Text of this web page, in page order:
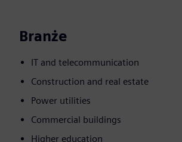
Branże
IT and telecommunication
Construction and real estate
Power utilities
Commercial buildings
Higher education